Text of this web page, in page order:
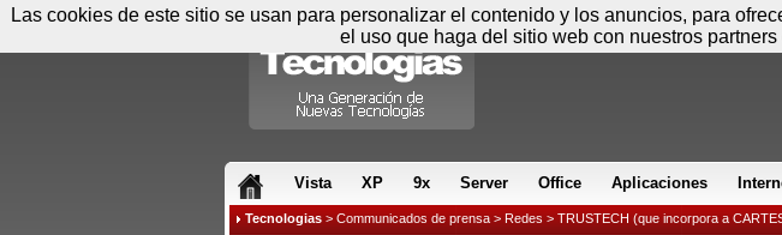
Vista XP 9x Server Office Aplicaciones
Tecnologias > Communicados de prensa > Redes > TRUSTECH (que incorpora a
Las cookies de este sitio se usan para personalizar el contenido y los anuncios, para
el uso que haga del sitio web con nuestros